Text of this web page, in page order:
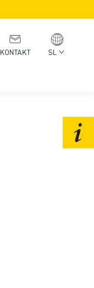
KONTAKT SL